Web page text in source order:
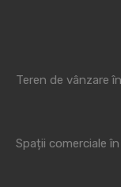
Teren de vânzare
Spații comerciale